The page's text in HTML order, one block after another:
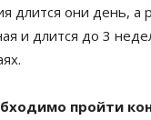
длится они день, а
и длится до 3
пройти